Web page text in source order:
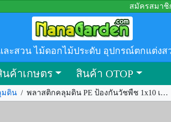
สมัครสมาชิ
ะสวน ไม้ดอกไม้ประดับ อุปกรณ์ตกแต่งส
นค้าเกษตร สินค้า OTOP
มดิน / พลาสติกคลุมดิน PE ป้องกันวัชพืช 1x10 เมตร อายุใช้งาน 3-4 ปี รหัส.354700